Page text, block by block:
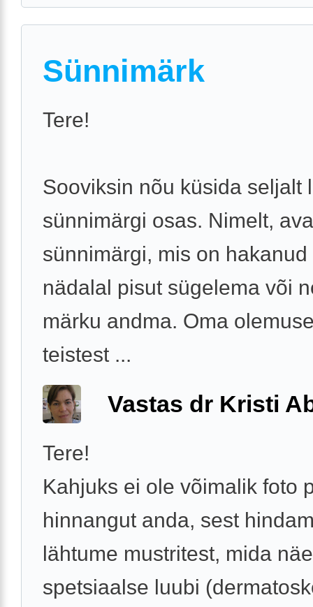
Sünnimärk
Tere!
Sooviksin nõu küsida seljalt
sünnimärgi osas. Nimelt,
sünnimärgi, mis on
nädalal pisut sügelema või
märku andma. Oma
teistest ...
Vastas dr Kristi
Tere!
Kahjuks ei ole võimalik foto
hinnangut anda, sest
lähtume mustritest, mida
spetsiaalse luubi